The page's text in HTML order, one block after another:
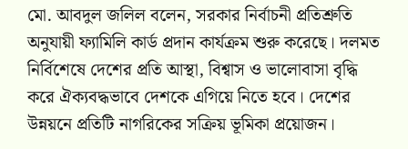
মো. আবদুল জলিল বলেন, সরকার নির্বাচনী প্রতিশ্রুতি
অনুযায়ী ফ্যামিলি কার্ড প্রদান কার্যক্রম শুরু করেছে। দলমত
নির্বিশেষে দেশের প্রতি আস্থা, বিশ্বাস ও ভালোবাসা বৃদ্ধি
করে ঐক্যবদ্ধভাবে দেশকে এগিয়ে নিতে হবে। দেশের
উন্নয়নে প্রতিটি নাগরিকের সক্রিয় ভূমিকা প্রয়োজন।